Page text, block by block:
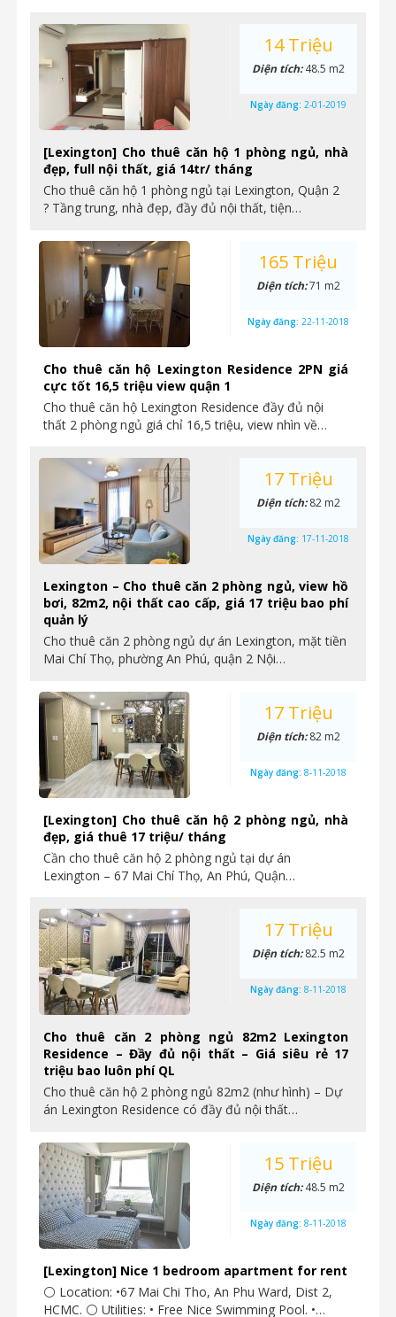
[Lexington] Cho thuê căn hộ 1 phòng ngủ, nhà
đẹp, full nội thất, giá 14tr/ tháng
Cho thuê căn hộ 1 phòng ngủ tại Lexington, Quận 2
? Tầng trung, nhà đẹp, đầy đủ nội thất, tiện…
14 Triệu
Diện tích:48.5 m2
Ngày đăng: 2-01-2019
Cho thuê căn hộ Lexington Residence 2PN giá
cực tốt 16,5 triệu view quận 1
Cho thuê căn hộ Lexington Residence đầy đủ nội
thất 2 phòng ngủ giá chỉ 16,5 triệu, view nhìn về…
165 Triệu
Diện tích:71 m2
Ngày đăng: 22-11-2018
Lexington – Cho thuê căn 2 phòng ngủ, view hồ
bơi, 82m2, nội thất cao cấp, giá 17 triệu bao phí
quản lý
Cho thuê căn 2 phòng ngủ dự án Lexington, mặt tiền
Mai Chí Thọ, phường An Phú, quận 2 Nội…
17 Triệu
Diện tích:82 m2
Ngày đăng: 17-11-2018
[Lexington] Cho thuê căn hộ 2 phòng ngủ, nhà
đẹp, giá thuê 17 triệu/ tháng
Cần cho thuê căn hộ 2 phòng ngủ tại dự án
Lexington – 67 Mai Chí Thọ, An Phú, Quận…
17 Triệu
Diện tích:82 m2
Ngày đăng: 8-11-2018
Cho thuê căn 2 phòng ngủ 82m2 Lexington
Residence – Đầy đủ nội thất – Giá siêu rẻ 17
triệu bao luôn phí QL
Cho thuê căn hộ 2 phòng ngủ 82m2 (như hình) – Dự
án Lexington Residence có đầy đủ nội thất…
17 Triệu
Diện tích:82.5 m2
Ngày đăng: 8-11-2018
[Lexington] Nice 1 bedroom apartment for rent
⚪ Location: •67 Mai Chi Tho, An Phu Ward, Dist 2,
HCMC. ⚪ Utilities: • Free Nice Swimming Pool. •…
15 Triệu
Diện tích:48.5 m2
Ngày đăng: 8-11-2018